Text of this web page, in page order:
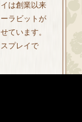
は創業以来
ラビットが
ています。
プレイで